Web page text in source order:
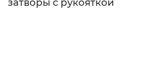
затворы с рукояткой